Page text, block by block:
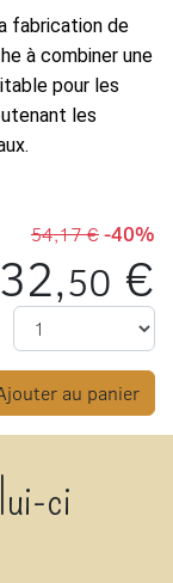
fabrication de
à combiner une
pour les
les
54,17 €-40%
32,50 €
au panier
ci